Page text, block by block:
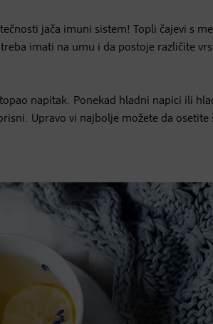
jača imuni sistem! Topli čajevi s
imati na umu i da postoje različite
napitak. Ponekad hladni napici ili
Upravo vi najbolje možete da osetite